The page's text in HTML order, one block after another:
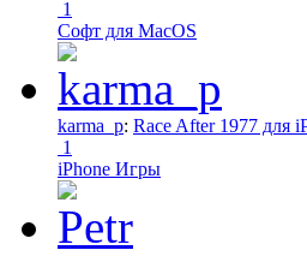
1
Софт для MacOS
karma_p: Race After 1977 для
1
iPhone Игры